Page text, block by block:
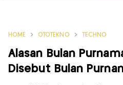
HOME OTOTEKNO TECHNO
Alasan Bulan
Disebut Bulan